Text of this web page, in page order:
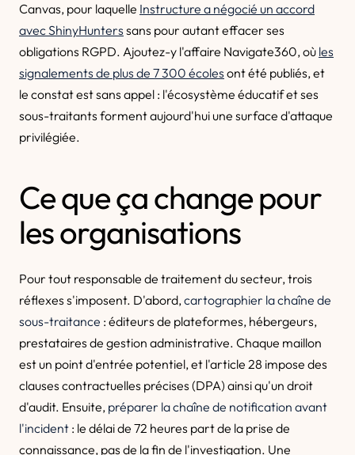
Canvas, pour laquelle Instructure a négocié un accord
avec ShinyHunters sans pour autant effacer ses
obligations RGPD. Ajoutez-y l'affaire Navigate360, où les
signalements de plus de 7 300 écoles ont été publiés, et
le constat est sans appel : l'écosystème éducatif et ses
sous-traitants forment aujourd'hui une surface d'attaque
privilégiée.
Ce que ça change pour
les organisations
Pour tout responsable de traitement du secteur, trois
réflexes s'imposent. D'abord,cartographier la chaîne de
sous-traitance : éditeurs de plateformes, hébergeurs,
prestataires de gestion administrative. Chaque maillon
est un point d'entrée potentiel, et l'article 28 impose des
clauses contractuelles précises (DPA) ainsi qu'un droit
d'audit. Ensuite, préparer la chaîne de notification avant
l'incident : le délai de 72 heures part de la prise de
connaissance, pas de la fin de l'investigation. Une